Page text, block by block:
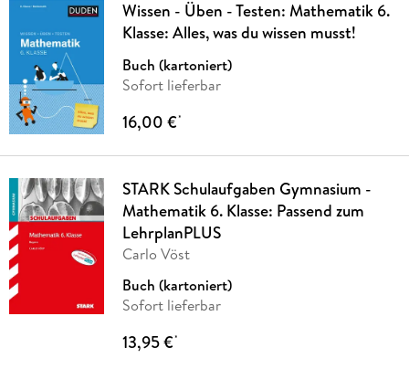
Wissen - Üben - Testen: Mathematik 6.
Klasse: Alles, was du wissen musst!
Buch (kartoniert)
Sofort lieferbar
16,00 €*
STARK Schulaufgaben Gymnasium -
Mathematik 6. Klasse: Passend zum
LehrplanPLUS
Carlo Vöst
Buch (kartoniert)
Sofort lieferbar
13,95 €*